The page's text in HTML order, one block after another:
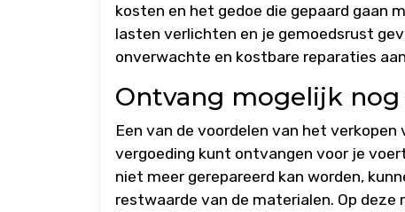
kosten en het gedoe die gepaard gaan
lasten verlichten en je gemoedsrust
onverwachte en kostbare reparaties
Ontvang mogelijk
Een van de voordelen van het
vergoeding kunt ontvangen voor je
niet meer gerepareerd kan worden,
restwaarde van de materialen. Op